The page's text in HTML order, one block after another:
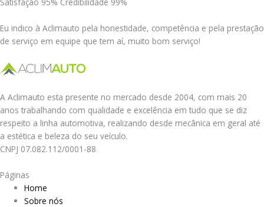
Eu indico à Aclimauto pela honestidade, competência e pela prestação
de serviço em equipe que tem aí, muito bom serviço!
A Aclimauto esta presente no mercado desde 2004, com mais 20
anos trabalhando com qualidade e excelência em tudo que se diz
respeito a linha automotiva, realizando desde mecânica em geral até
a estética e beleza do seu veículo.
CNPJ 07.082.112/0001-88
Páginas
Home
Sobre nós